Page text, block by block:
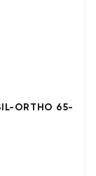
ORTHO 65-